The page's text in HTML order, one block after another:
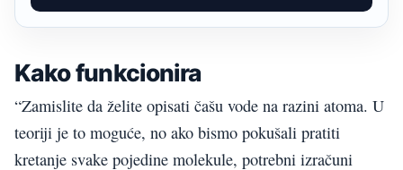
Kako funkcionira
“Zamislite da želite opisati čašu vode na razini atoma. U
teoriji je to moguće, no ako bismo pokušali pratiti
kretanje svake pojedine molekule, potrebni izračuni